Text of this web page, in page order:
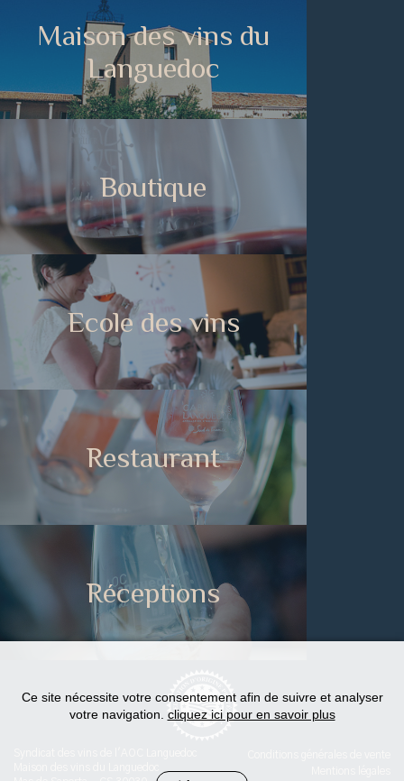
Maison des vins du
Languedoc
Boutique
Ecole des vins
Restaurant
Réceptions
Ce site nécessite votre consentement afin de suivre et analyser
votre navigation. cliquez ici pour en savoir plus